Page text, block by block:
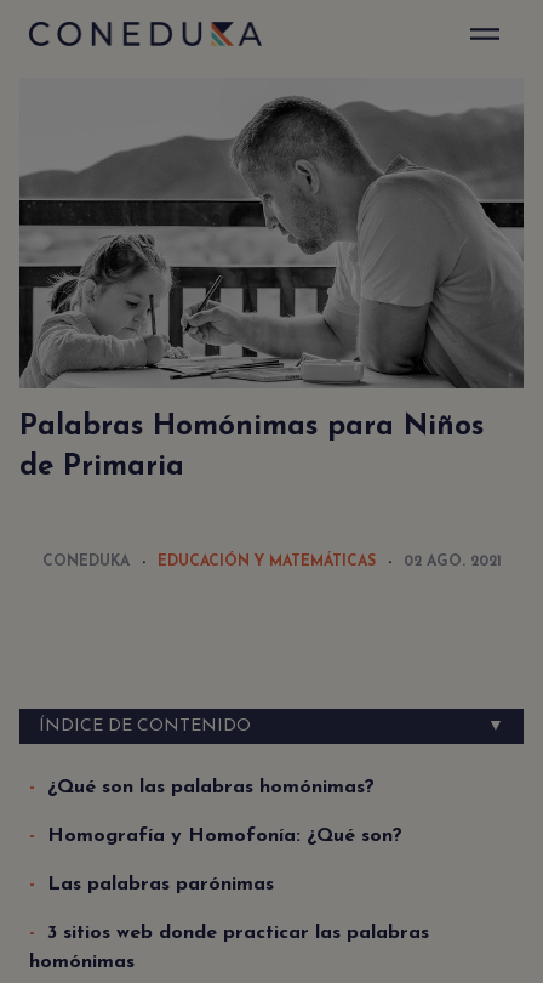
Palabras Homónimas para Niños
de Primaria
CONEDUKA EDUCACIÓN Y MATEMÁTICAS 02 AGO. 2021
ÍNDICE DE CONTENIDO ▼
¿Qué son las palabras homónimas?
Homografía y Homofonía: ¿Qué son?
Las palabras parónimas
3 sitios web donde practicar las palabras
homónimas
Sé el primero en enterarte
Suscribirte a nuestro Newsletter es muy fácil.
Sólo déjanos tu emal y recibirás actualizaciones
de nuestro blog y anuncios especiales.
Acepto la politica de privacidad y el
aviso legal